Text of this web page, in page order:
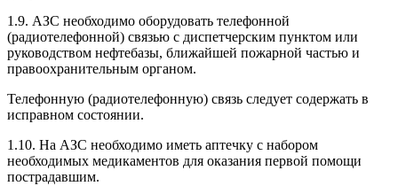
1.9. АЗС необходимо оборудовать телефонной
(радиотелефонной) связью с диспетчерским пунктом или
руководством нефтебазы, ближайшей пожарной частью и
правоохранительным органом.
Телефонную (радиотелефонную) связь следует содержать в
исправном состоянии.
1.10. На АЗС необходимо иметь аптечку с набором
необходимых медикаментов для оказания первой помощи
пострадавшим.